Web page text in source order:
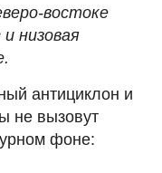
востоке
низовая
антициклон и
не вызовут
фоне: